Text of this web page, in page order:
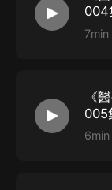
的羔羊》。
004
7min
《
005
6min